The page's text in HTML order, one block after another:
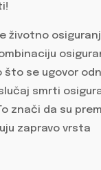
životno
se ugovor
smrti
znači da su
zapravo vrsta